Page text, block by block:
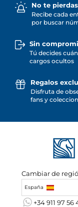
No te
Recibe cada
por buscar
Sin
Tú decides
cargos ocultos
Regalos
Disfruta de
fans y
Cambiar de
España
+34 911 97 56